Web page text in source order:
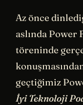
Az önce
aslında Power
töreninde
geçtiğimiz
İyi Teknoloji